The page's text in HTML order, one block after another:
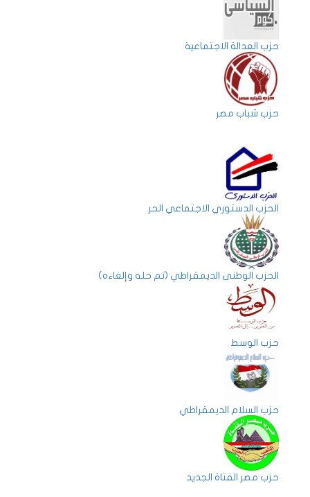
حزب العدالة الاجتماعية
حزب شباب مصر
الحزب الدستوري الاجتماعي الحر
الحزب الوطنى الديمقراطي (تم حله وإلغاءه)
حزب الوسط
حزب السلام الديمقراطي
حزب مصر الفتاة الجديد